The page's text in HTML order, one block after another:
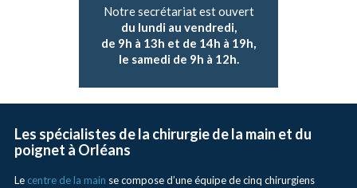
Notre secrétariat est ouvert
du lundi au vendredi,
de 9h à 13h et de 14h à 19h,
le samedi de 9h à 12h.
Les spécialistes de la chirurgie de la main et du
poignet à Orléans
Le centre de la main se compose d’une équipe de cinq chirurgiens